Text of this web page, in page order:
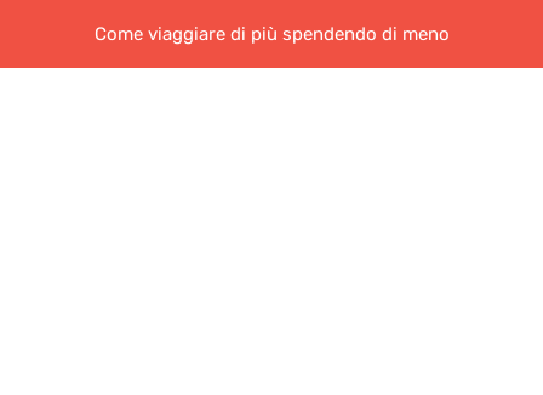
Come viaggiare di più spendendo di meno